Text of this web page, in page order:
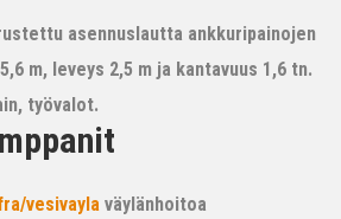
asennuslautta ankkuripainojen
m, leveys 2,5 m ja kantavuus 1,6 tn.
työvalot.
vesivayla väylänhoitoa